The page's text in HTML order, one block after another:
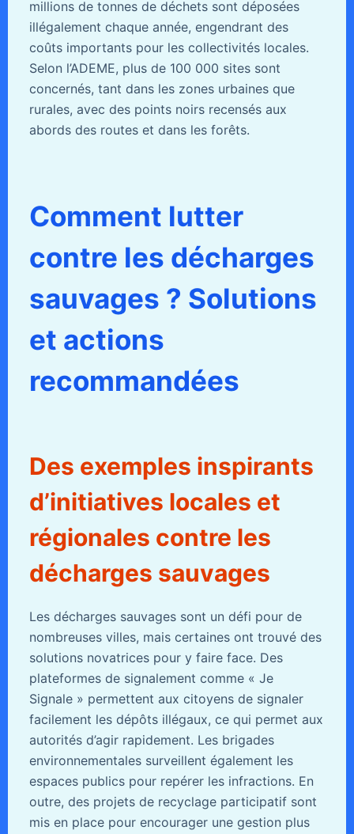
millions de tonnes de déchets sont déposées
illégalement chaque année, engendrant des
coûts importants pour les collectivités locales.
Selon l’ADEME, plus de 100 000 sites sont
concernés, tant dans les zones urbaines que
rurales, avec des points noirs recensés aux
abords des routes et dans les forêts.
Comment lutter
contre les décharges
sauvages ? Solutions
et actions
recommandées
Des exemples inspirants
d’initiatives locales et
régionales contre les
décharges sauvages
Les décharges sauvages sont un défi pour de
nombreuses villes, mais certaines ont trouvé des
solutions novatrices pour y faire face. Des
plateformes de signalement comme « Je
Signale » permettent aux citoyens de signaler
facilement les dépôts illégaux, ce qui permet aux
autorités d’agir rapidement. Les brigades
environnementales surveillent également les
espaces publics pour repérer les infractions. En
outre, des projets de recyclage participatif sont
mis en place pour encourager une gestion plus